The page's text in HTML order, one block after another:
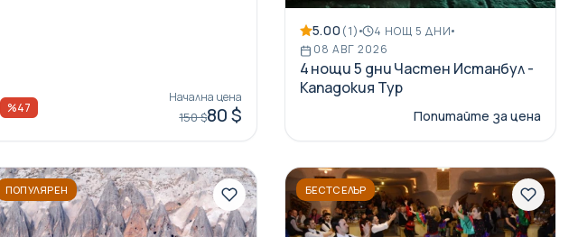
%47
Начална цена
150 $80 $
5.00 (1)
4 НОЩ 5 ДНИ
08 АВГ 2026
4 нощи 5 дни Частен Истанбул -
Кападокия Тур
Попитайте за цена
ПОПУЛЯРЕН БЕСТСЕЛЪР